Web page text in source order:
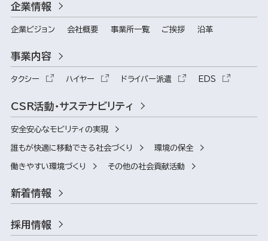
企業情報
企業ビジョン 会社概要 事業所一覧 ご挨拶 沿革
事業内容
タクシー ハイヤー ドライバー派遣 EDS
CSR活動・サステナビリティ
安全安心なモビリティの実現
誰もが快適に移動できる社会づくり 環境の保全
働きやすい環境づくり その他の社会貢献活動
新着情報
採用情報